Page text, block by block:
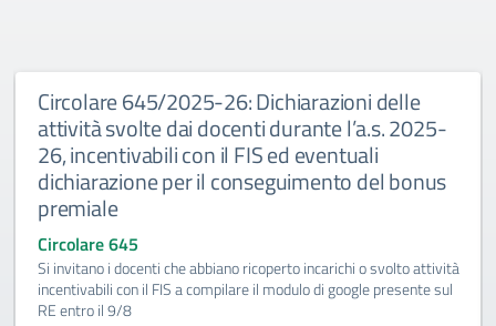
Circolare 645/2025-26: Dichiarazioni delle
attività svolte dai docenti durante l’a.s. 2025-
26, incentivabili con il FIS ed eventuali
dichiarazione per il conseguimento del bonus
premiale
Circolare 645
Si invitano i docenti che abbiano ricoperto incarichi o svolto attività
incentivabili con il FIS a compilare il modulo di google presente sul
RE entro il 9/8